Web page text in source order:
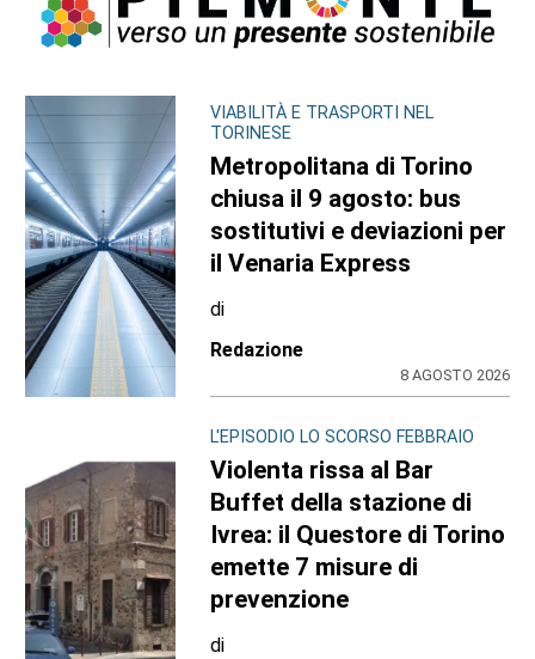
VIABILITÀ E TRASPORTI NEL
TORINESE
Metropolitana di Torino
chiusa il 9 agosto: bus
sostitutivi e deviazioni per
il Venaria Express
di
Redazione
8 AGOSTO 2026
L'EPISODIO LO SCORSO FEBBRAIO
Violenta rissa al Bar
Buffet della stazione di
Ivrea: il Questore di Torino
emette 7 misure di
prevenzione
di